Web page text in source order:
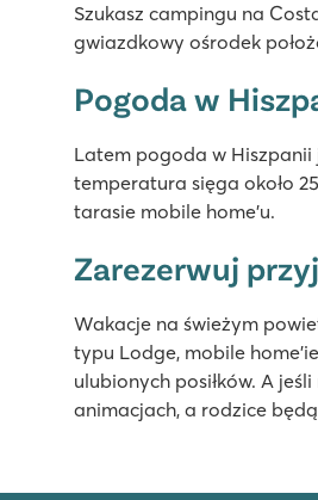
Vilanova Park
Vilanova Park
2 baseny z trawnikami i
Atrakcyjne animacje dla
La Masia
Hiszpania - - Costa Brava - Blanes
Położony tylko 5 minut
Szukasz campingu na
gwiazdkowy ośrodek
Pogoda w
Latem pogoda w Hiszpanii
temperatura sięga około
tarasie mobile home’u.
Zarezerwuj
Wakacje na świeżym
typu Lodge, mobile
ulubionych posiłków. A
animacjach, a rodzice